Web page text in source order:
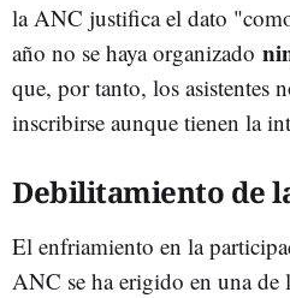
la ANC justifica el dato
año no se haya organizado
que, por tanto, los asistentes
inscribirse aunque tienen la
Debilitamiento de
El enfriamiento en la
ANC se ha erigido en una de